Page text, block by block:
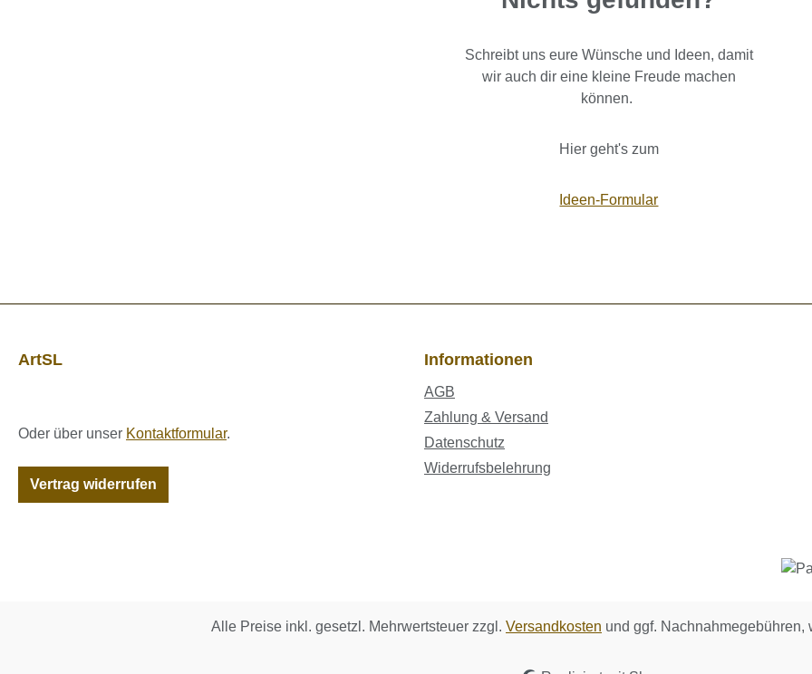
Schreibt uns eure Wünsche und Ideen, damit
wir auch dir eine kleine Freude machen
können.
Hier geht's zum
Ideen-Formular
ArtSL
Oder über unser Kontaktformular.
Vertrag widerrufen
Informationen
AGB
Zahlung & Versand
Datenschutz
Widerrufsbelehrung
Alle Preise inkl. gesetzl. Mehrwertsteuer zzgl. Versandkosten und ggf.